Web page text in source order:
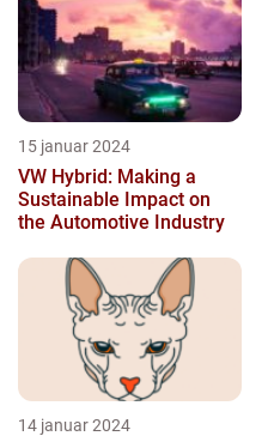
15 januar 2024
VW Hybrid: Making a
Sustainable Impact on
the Automotive Industry
14 januar 2024